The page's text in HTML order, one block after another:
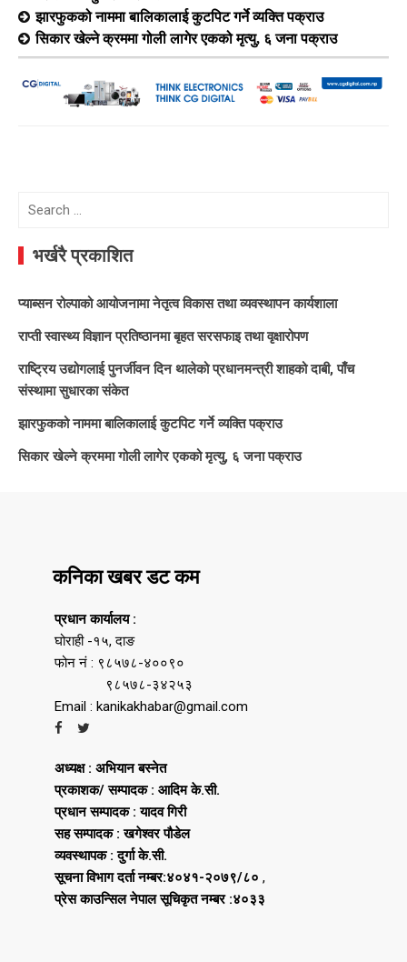
झारफुकको नाममा बालिकालाई कुटपिट गर्ने व्यक्ति पक्राउ
सिकार खेल्ने क्रममा गोली लागेर एकको मृत्यु, ६ जना पक्राउ
Search
भर्खरै प्रकाशित
प्याब्सन रोल्पाको आयोजनामा नेतृत्व विकास तथा व्यवस्थापन कार्यशाला
राप्ती स्वास्थ्य विज्ञान प्रतिष्ठानमा बृहत सरसफाइ तथा वृक्षारोपण
राष्ट्रिय उद्योगलाई पुनर्जीवन दिन थालेको प्रधानमन्त्री शाहको दाबी, पाँच
संस्थामा सुधारका संकेत
झारफुकको नाममा बालिकालाई कुटपिट गर्ने व्यक्ति पक्राउ
सिकार खेल्ने क्रममा गोली लागेर एकको मृत्यु, ६ जना पक्राउ
कनिका खबर डट कम
प्रधान कार्यालय :
घोराही -१५, दाङ
फोन नं : ९८५७८-४००९०
९८५७८-३४२५३
Email : kanikakhabar@gmail.com
अध्यक्ष : अभियान बस्नेत
प्रकाशक/ सम्पादक : आदिम के.सी.
प्रधान सम्पादक : यादव गिरी
सह सम्पादक : खगेश्वर पौडेल
व्यवस्थापक : दुर्गा के.सी.
सूचना विभाग दर्ता नम्बर:४०४१-२०७९/८० ,
प्रेस काउन्सिल नेपाल सूचिकृत नम्बर :४०३३